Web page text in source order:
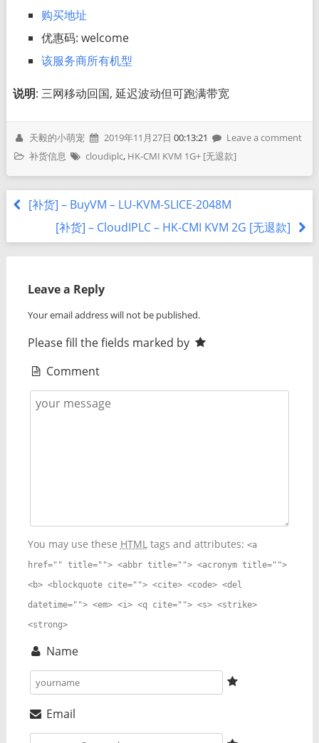
购买地址
优惠码: welcome
该服务商所有机型
说明: 三网移动回国, 延迟波动但可跑满带宽
天毅的小萌宠 2019年11月27日 00:13:21
Leave a comment
补货信息
cloudiplc, HK-CMI KVM 1G+ [无退款]
[补货] – BuyVM – LU-KVM-SLICE-2048M
[补货] – CloudIPLC – HK-CMI KVM 2G [无退款]
Leave a Reply
Your email address will not be published.
Please fill the fields marked by
Comment
You may use these HTMLtags and attributes: <a
href="" title=""> <abbr title=""> <acronym title="">
<b> <blockquote cite=""> <cite> <code> <del
datetime=""> <em> <i> <q cite=""> <s> <strike>
<strong>
Name
Email